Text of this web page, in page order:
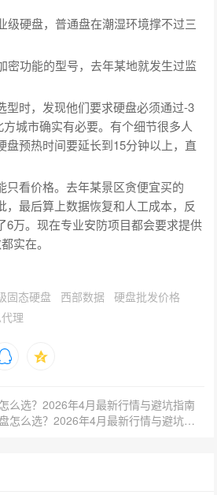
级硬盘，普通盘在潮湿环境撑不过三
密功能的型号，去年某地就发生过监
型时，发现他们要求硬盘必须通过-3
城市确实有必要。有个细节很多人
盘预热时间要延长到15分钟以上，直
只看价格。去年某景区贪便宜买的
，最后算上数据恢复和人工成本，反
6万。现在专业安防项目都会要求提供
实在。
固态硬盘 西部数据
硬盘批发价格
理
么选？2026年4月最新行情与避坑指南
下一篇：西部数据监控硬盘怎么选？2026年4月最新行情与避坑指南